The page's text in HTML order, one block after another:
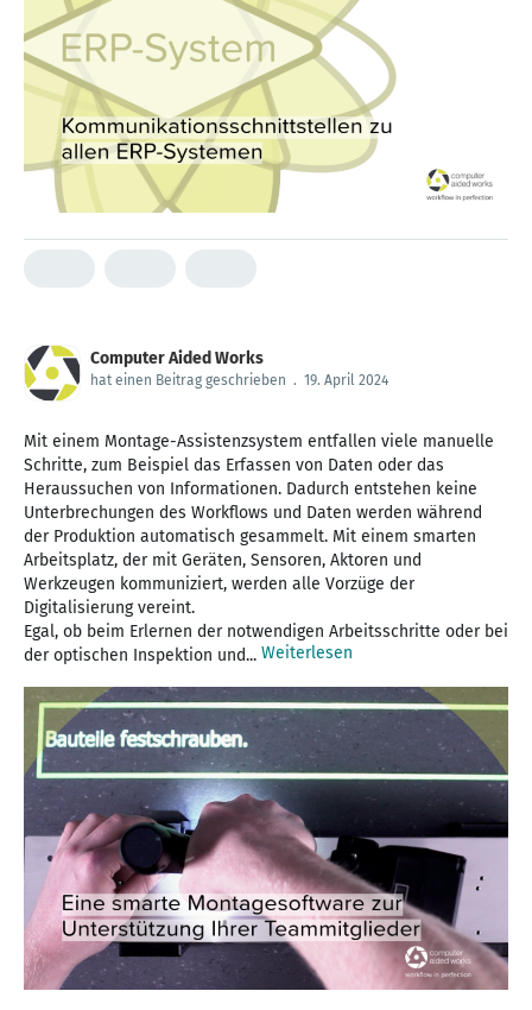
Computer Aided Works
hat einen Beitrag geschrieben . 19. April 2024
Mit einem Montage-Assistenzsystem entfallen viele manuelle
Schritte, zum Beispiel das Erfassen von Daten oder das
Heraussuchen von Informationen. Dadurch entstehen keine
Unterbrechungen des Workflows und Daten werden während
der Produktion automatisch gesammelt. Mit einem smarten
Arbeitsplatz, der mit Geräten, Sensoren, Aktoren und
Werkzeugen kommuniziert, werden alle Vorzüge der
Digitalisierung vereint.
Egal, ob beim Erlernen der notwendigen Arbeitsschritte oder bei
der optischen Inspektion und... Weiterlesen